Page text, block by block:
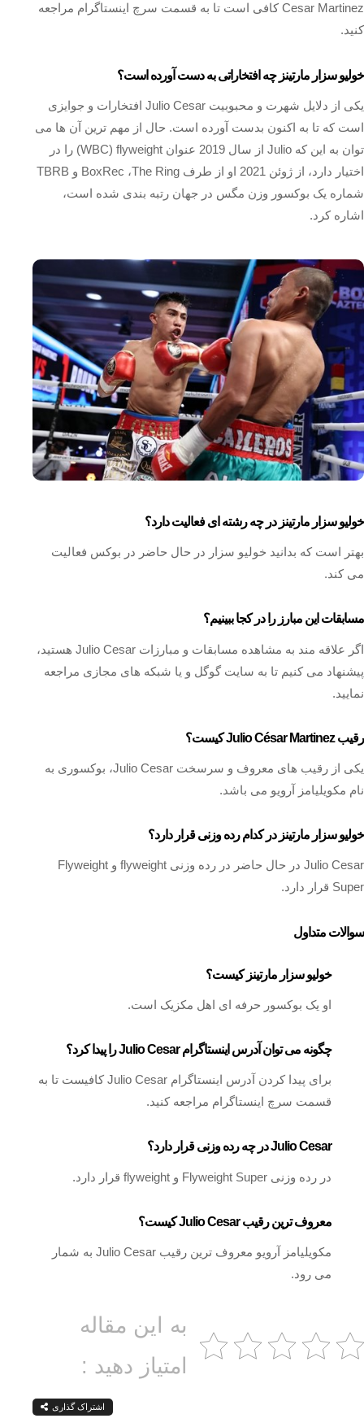
Cesar Martinez کافی است تا به قسمت سرچ اینستاگرام مراجعه
کنید.
خولیو سزار مارتینز چه افتخاراتی به دست آورده است؟
یکی از دلایل شهرت و محبوبیت Julio Cesar افتخارات و جوایزی
است که تا به اکنون بدست آورده است. حال از مهم ترین آن ها می
توان به این که Julio از سال 2019 عنوان WBC) flyweight) را در
اختیار دارد، از ژوئن 2021 او از طرف BoxRec ،The Ring و TBRB
شماره یک بوکسور وزن مگس در جهان رتبه بندی شده است،
اشاره کرد.
خولیو سزار مارتینز در چه رشته ای فعالیت دارد؟
بهتر است که بدانید خولیو سزار در حال حاضر در بوکس فعالیت
می کند.
مسابقات این مبارز را در کجا ببینیم؟
اگر علاقه مند به مشاهده مسابقات و مبارزات Julio Cesar هستید،
پیشنهاد می کنیم تا به سایت گوگل و یا شبکه‌ های مجازی مراجعه
نمایید.
رقیب Julio César Martinez کیست؟
یکی از رقیب های معروف و سرسخت Julio Cesar، بوکسوری به
نام مکویلیامز آرویو می باشد.
خولیو سزار مارتینز در کدام رده وزنی قرار دارد؟
Julio Cesar در حال حاضر در رده وزنی flyweight و Flyweight
Super قرار دارد.
سوالات متداول
خولیو سزار مارتینز کیست؟
او یک بوکسور حرفه‌ ای اهل مکزیک است.
چگونه می توان آدرس اینستاگرام Julio Cesar را پیدا کرد؟
برای پیدا کردن آدرس اینستاگرام Julio Cesar کافیست تا به
قسمت سرچ اینستاگرام مراجعه کنید.
Julio Cesar در چه رده وزنی قرار دارد؟
در رده وزنی Flyweight Super و flyweight قرار دارد.
معروف ترین رقیب Julio Cesar کیست؟
مکویلیامز آرویو معروف ترین رقیب Julio Cesar به شمار
می رود.
به این مقاله
امتیاز دهید :
اشتراک گذاری